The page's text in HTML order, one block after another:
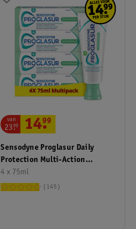
Sensodyne Proglasur Daily
Protection Multi-Action
Tandpasta
4 x 75ml
van
23.
99 14.
99
145